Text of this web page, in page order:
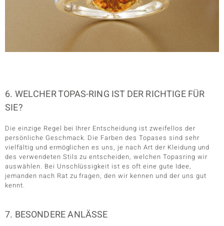
6. WELCHER TOPAS-RING IST DER RICHTIGE FÜR
SIE?
Die einzige Regel bei Ihrer Entscheidung ist zweifellos der
persönliche Geschmack. Die Farben des Topases sind sehr
vielfältig und ermöglichen es uns, je nach Art der Kleidung und
des verwendeten Stils zu entscheiden, welchen Topasring wir
auswählen. Bei Unschlüssigkeit ist es oft eine gute Idee,
jemanden nach Rat zu fragen, den wir kennen und der uns gut
kennt.
7. BESONDERE ANLÄSSE